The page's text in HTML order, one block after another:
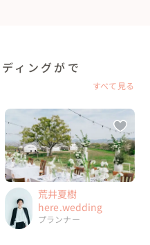
ィングがで
すべて見る
荒井夏樹
here.wedding
プランナー